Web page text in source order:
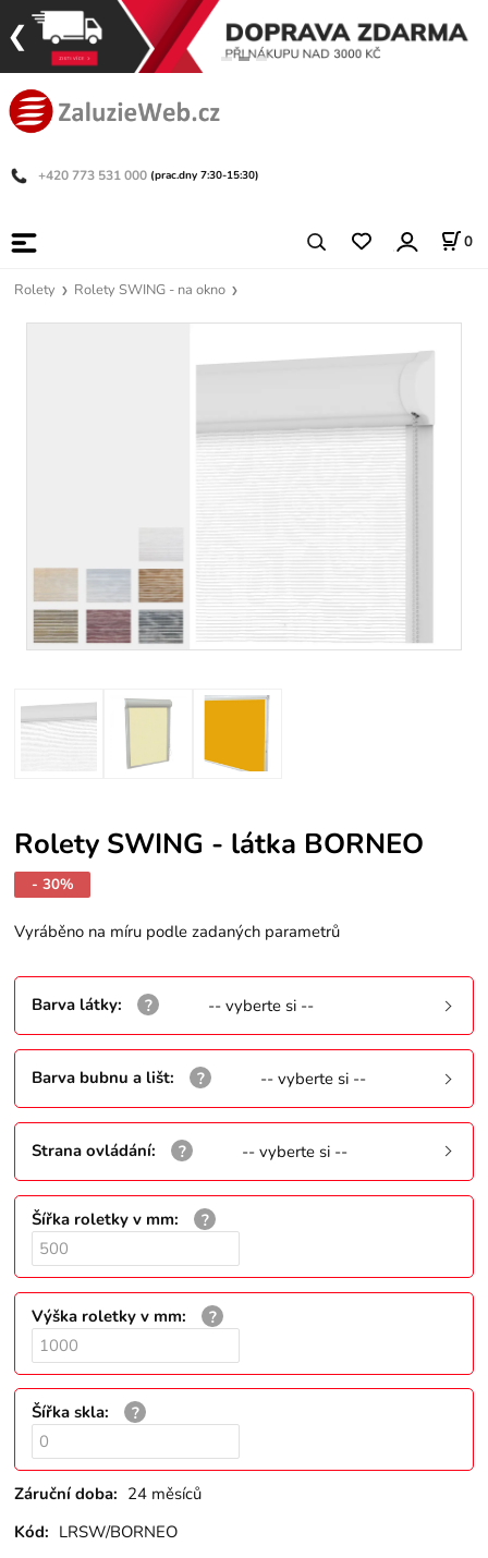
+420 773 531 000 (prac.dny 7:30-15:30)
0
Rolety Rolety SWING - na okno
Rolety SWING - látka BORNEO
- 30%
Vyráběno na míru podle zadaných parametrů
Barva látky: -- vyberte si --
Barva bubnu a lišt: -- vyberte si --
Strana ovládání: -- vyberte si --
Šířka roletky v mm:
Výška roletky v mm:
Šířka skla:
Záruční doba: 24 měsíců
Kód: LRSW/BORNEO